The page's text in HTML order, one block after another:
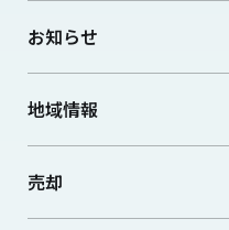
お知らせ
地域情報
売却